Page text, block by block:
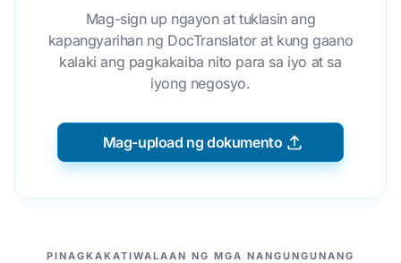
Mag-sign up ngayon at tuklasin ang
kapangyarihan ng DocTranslator at kung gaano
kalaki ang pagkakaiba nito para sa iyo at sa
iyong negosyo.
Mag-upload ng dokumento
ANG AMING MGA KASOSYO
PINAGKAKATIWALAAN NG MGA NANGUNGUNANG